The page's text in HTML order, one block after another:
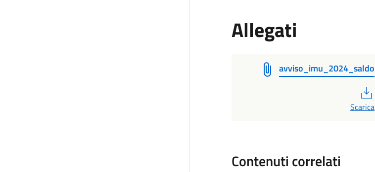
Allegati
avviso_imu_2024_saldo
Scarica
Contenuti correlati